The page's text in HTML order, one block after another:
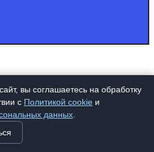
вы соглашаетесь на обработку
с Политикой cookie и
данных